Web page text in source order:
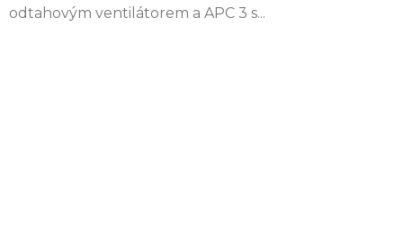
odtahovým ventilátorem a APC 3 s...